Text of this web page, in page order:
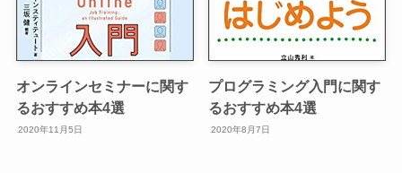
オンラインセミナーに関す
るおすすめ本4選
2020年11月5日
プログラミング入門に関す
るおすすめ本4選
2020年8月7日